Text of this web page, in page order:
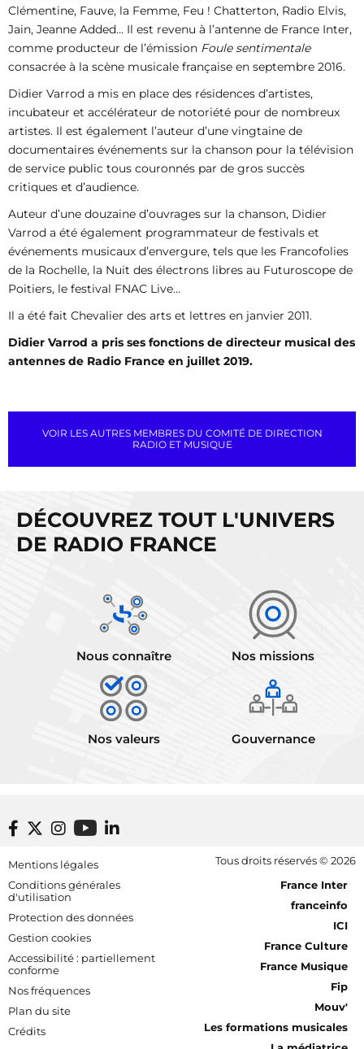
Clémentine, Fauve, la Femme, Feu ! Chatterton, Radio Elvis,
Jain, Jeanne Added… Il est revenu à l’antenne de France Inter,
comme producteur de l’émission Foule sentimentale
consacrée à la scène musicale française en septembre 2016.
Didier Varrod a mis en place des résidences d’artistes,
incubateur et accélérateur de notoriété pour de nombreux
artistes. Il est également l’auteur d’une vingtaine de
documentaires événements sur la chanson pour la télévision
de service public tous couronnés par de gros succès
critiques et d’audience.
Auteur d’une douzaine d’ouvrages sur la chanson, Didier
Varrod a été également programmateur de festivals et
événements musicaux d’envergure, tels que les Francofolies
de la Rochelle, la Nuit des électrons libres au Futuroscope de
Poitiers, le festival FNAC Live…
Il a été fait Chevalier des arts et lettres en janvier 2011.
Didier Varrod a pris ses fonctions de directeur musical des
antennes de Radio France en juillet 2019.
VOIR LES AUTRES MEMBRES DU COMITÉ DE DIRECTION
RADIO ET MUSIQUE
DÉCOUVREZ TOUT L'UNIVERS
DE RADIO FRANCE
Nous connaître Nos missions
Nos valeurs Gouvernance
Footer bottom
Mentions légales
Conditions générales
d'utilisation
Protection des données
Gestion cookies
Accessibilité : partiellement
conforme
Nos fréquences
Plan du site
Crédits
Tous droits réservés © 2026
[RDF] Pied de page - Mobile
France Inter
franceinfo
ICI
France Culture
France Musique
Fip
Mouv'
Les formations musicales